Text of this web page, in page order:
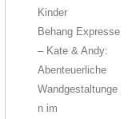
Kinder
Behang Expresse
– Kate & Andy:
Abenteuerliche
Wandgestaltunge
n im